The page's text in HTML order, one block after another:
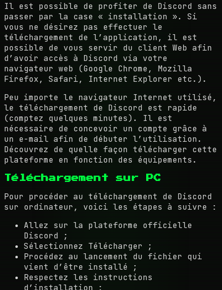
Il est possible de profiter de Discord sans
passer par la case « installation ». Si
vous ne désirez pas effectuer le
téléchargement de l’application, il est
possible de vous servir du client Web afin
d’avoir accès à Discord via votre
navigateur web (Google Chrome, Mozilla
Firefox, Safari, Internet Explorer etc.).
Peu importe le navigateur Internet utilisé,
le téléchargement de Discord est rapide
(comptez quelques minutes). Il est
nécessaire de concevoir un compte grâce à
un e-mail afin de débuter l’utilisation.
Découvrez de quelle façon télécharger cette
plateforme en fonction des équipements.
Téléchargement sur PC
Pour procéder au téléchargement de Discord
sur ordinateur, voici les étapes à suivre :
Allez sur la plateforme officielle
Discord ;
Sélectionnez Télécharger ;
Procédez au lancement du fichier qui
vient d’être installé ;
Respectez les instructions
d’installation ;